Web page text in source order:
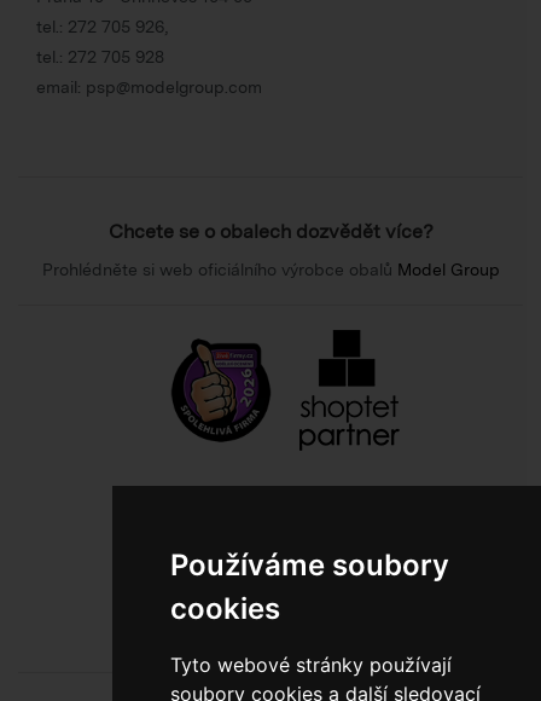
Používáme soubory
cookies
Tyto webové stránky používají
soubory cookies a další sledovací
tel.: 272 705 926
tel.: 272 705 928
email: psp@modelgroup.com
Chcete se o obalech dozvědět více?
Prohlédněte si web oficiálního výrobce obalů Model Group